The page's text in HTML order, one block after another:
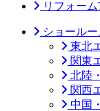
リフォーム
ショール
東北
関東
北陸
関西
中国